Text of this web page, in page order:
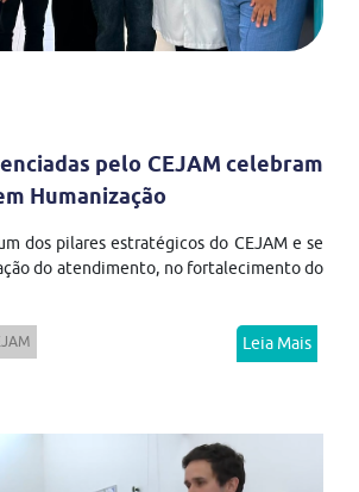
pelo CEJAM celebram
Humanização
dos pilares estratégicos do CEJAM e se
do atendimento, no fortalecimento do
Leia Mais